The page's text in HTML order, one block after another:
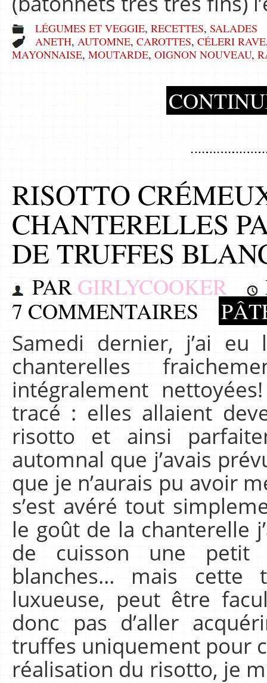
LÉGUMES ET VEGGIE, RECETTES, SALADES
ANETH, AUTOMNE, CAROTTES, CÉLERI RAVE
MAYONNAISE, MOUTARDE, OIGNON NOUVEAU,
RISOTTO
CHANTERELLES
DE TRUFFES
PAR GIRLYCOOKER
7 COMMENTAIRES
Samedi dernier, j’ai
chanterelles
intégralement
tracé : elles allaient
risotto et ainsi
automnal que j’avais
que je n’aurais pu avoir
s’est avéré tout
le goût de la chanterelle
de cuisson une petit
blanches… mais cette
luxueuse, peut être
donc pas d’aller
truffes uniquement pour
réalisation du risotto, je